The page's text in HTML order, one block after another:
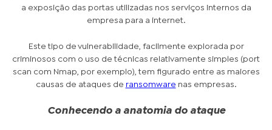
a exposição das portas utilizadas nos serviços internos da
empresa para a internet.
Este tipo de vulnerabilidade, facilmente explorada por
criminosos com o uso de técnicas relativamente simples (port
scan com Nmap, por exemplo), tem figurado entre as maiores
causas de ataques de ransomware nas empresas.
Conhecendo a anatomia do ataque